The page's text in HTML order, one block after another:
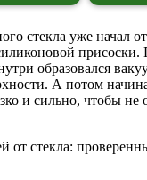
стекла уже начал
присоски.
образовался
А потом
и сильно, чтобы не